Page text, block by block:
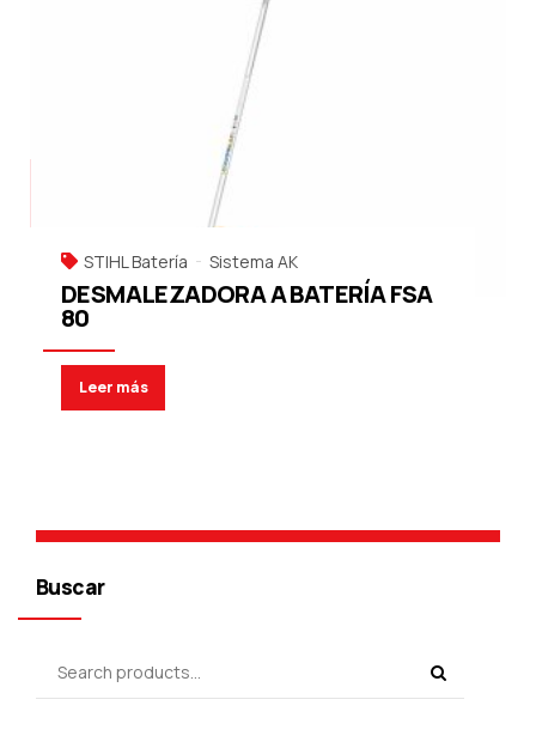
STIHL Batería Sistema AK
DESMALEZADORA A BATERÍA FSA
80
Leer más
Buscar